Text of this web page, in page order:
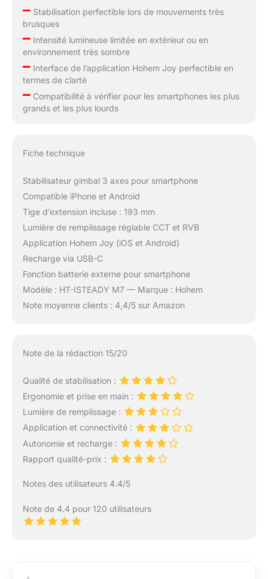
–Stabilisation perfectible lors de mouvements très
brusques
–Intensité lumineuse limitée en extérieur ou en
environnement très sombre
–Interface de l’application Hohem Joy perfectible en
termes de clarté
–Compatibilité à vérifier pour les smartphones les plus
grands et les plus lourds
Fiche technique
Stabilisateur gimbal 3 axes pour smartphone
Compatible iPhone et Android
Tige d’extension incluse : 193 mm
Lumière de remplissage réglable CCT et RVB
Application Hohem Joy (iOS et Android)
Recharge via USB-C
Fonction batterie externe pour smartphone
Modèle : HT-ISTEADY M7 — Marque : Hohem
Note moyenne clients : 4,4/5 sur Amazon
Note de la rédaction 15/20
Qualité de stabilisation :
Ergonomie et prise en main :
Lumière de remplissage :
Application et connectivité :
Autonomie et recharge :
Rapport qualité-prix :
Notes des utilisateurs 4.4/5
Note de 4.4 pour 120 utilisateurs